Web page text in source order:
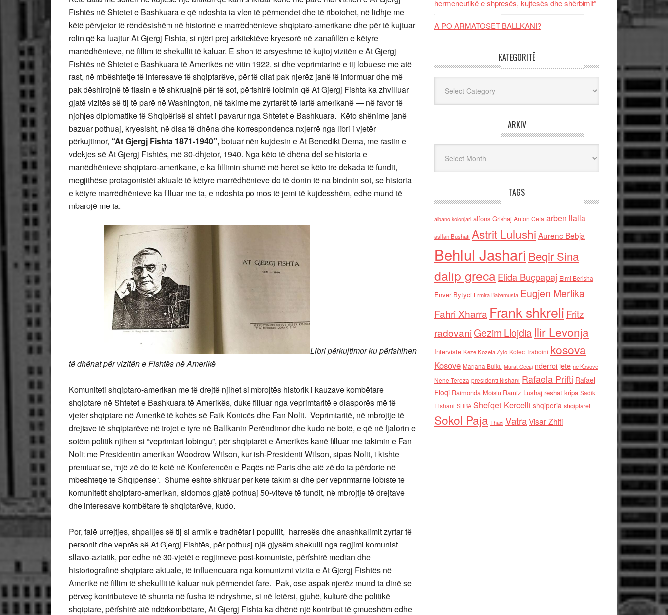
Fishtës në Shtetet e Bashkuara e që ndoshta ia vlen të përmendet dhe të ribotohet, në lidhje me
këtë përvjetor të rëndësishëm në historinë e marrëdhënieve shqiptaro-amerikane dhe për të kujtuar
rolin që ka luajtur At Gjergj Fishta, si njëri prej arkitektëve kryesorë në zanafillën e këtyre
marrëdhënieve, në fillim të shekullit të kaluar. E shoh të arsyeshme të kujtoj vizitën e At Gjergj
Fishtës në Shtetet e Bashkuara të Amerikës në vitin 1922, si dhe veprimtarinë e tij lobuese me atë
rast, në mbështetje të interesave të shqiptarëve, për të cilat pak njerëz janë të informuar dhe më
pak dëshirojnë të flasin e të shkruajnë për të sot, përfshirë lobimin që At Gjergj Fishta ka zhvilluar
gjatë vizitës së tij të parë në Washington, në takime me zyrtarët të lartë amerikanë — në favor të
njohjes diplomatike të Shqipërisë si shtet i pavarur nga Shtetet e Bashkuara. Këto shënime janë
bazuar pothuaj, kryesisht, në disa të dhëna dhe korrespondenca nxjerrë nga libri i vjetër
përkujtimor, “At Gjergj Fishta 1871-1940”,botuar nën kujdesin e At Benedikt Dema, me rastin e
vdekjes së At Gjergj Fishtës, më 30-dhjetor, 1940. Nga këto të dhëna del se historia e
marrëdhënieve shqiptaro-amerikane, e ka fillimin shumë më heret se këto tre dekada të fundit,
megjithëse protagonistët aktualë të këtyre marrëdhënieve do të donin të na bindnin sot, se historia
e këtyre marrëdhënieve ka filluar me ta, e ndoshta po mos të jemi të kujdesshëm, edhe mund të
mbarojë me ta.
Libri përkujtimor ku përfshihen
të dhënat për vizitën e Fishtës në Amerikë
Komuniteti shqiptaro-amerikan me të drejtë njihet si mbrojtës historik i kauzave kombëtare
shqiptare në Shtetet e Bashkuara të Amerikës, duke filluar nga veprimtaritë e diasporës më të
vjetër shqiptare në Amerikë të kohës së Faik Konicës dhe Fan Nolit. Veprimtaritë, në mbrojtje të
drejtave të shqiptarëve në trojet e tyre në Ballkanin Perëndimor dhe kudo në botë, e që në fjalorin e
sotëm politik njihen si “veprimtari lobingu”, për shqiptarët e Amerikës kanë filluar me takimin e Fan
Nolit me Presidentin amerikan Woodrow Wilson, kur ish-Presidenti Wilson, sipas Nolit, i kishte
premtuar se, “një zë do të ketë në Konferencën e Paqës në Paris dhe atë zë do ta përdorte në
mbështetje të Shqipërisë”. Shumë është shkruar për këtë takim si dhe për veprimtaritë lobiste të
komunitetit shqiptaro-amerikan, sidomos gjatë pothuaj 50-viteve të fundit, në mbrojtje të drejtave
dhe interesave kombëtare të shqiptarëve, kudo.
Por, falë urrejtjes, shpalljes së tij si armik e tradhëtar i popullit, harresës dhe anashkalimit zyrtar të
personit dhe veprës së At Gjergj Fishtës, për pothuaj një gjysëm shekulli nga regjimi komunist
sllavo-aziatik, por edhe në 30-vjetët e regjimeve post-komuniste, përfshirë median dhe
historiografinë shqiptare aktuale, të influencuara nga komunizmi vizita e At Gjergj Fishtës në
Amerikë në fillim të shekullit të kaluar nuk përmendet fare. Pak, ose aspak njerëz mund ta dinë se
përveç kontributeve të shumta në fusha të ndryshme, si në letërsi, gjuhë, kulturë dhe politikë
shqiptare, përfshirë atë ndërkombëtare, At Gjergj Fishta ka dhënë një kontribut të çmueshëm edhe
hermeneutikë e shpresës, kujtesës dhe shërbimit”
A PO ARMATOSET BALLKANI?
KATEGORITË
ARKIV
TAGS
albano kolonjari alfons Grishaj Anton Cefa arben llalla
asllan Bushati Astrit Lulushi Aurenc Bebja
Behlul Jashari Beqir Sina
dalip grecaElida Buçpapaj Elmi Berisha
Enver Bytyci Ermira Babamusta Eugjen Merlika
Fahri Xharra Frank shkreli Fritz
radovaniGezim Llojdia Ilir Levonja
Interviste Keze Kozeta Zylo Kolec Traboini kosova
Kosove Marjana Bulku Murat Gecaj nderroi jete ne Kosove
Nene Tereza presidenti Nishani Rafaela Prifti Rafael
Floqi Raimonda Moisiu Ramiz Lushaj reshat kripa Sadik
Elshani SHBA Shefqet Kercelli shqiperia shqiptaret
Sokol Paja Thaci VatraVisar Zhiti